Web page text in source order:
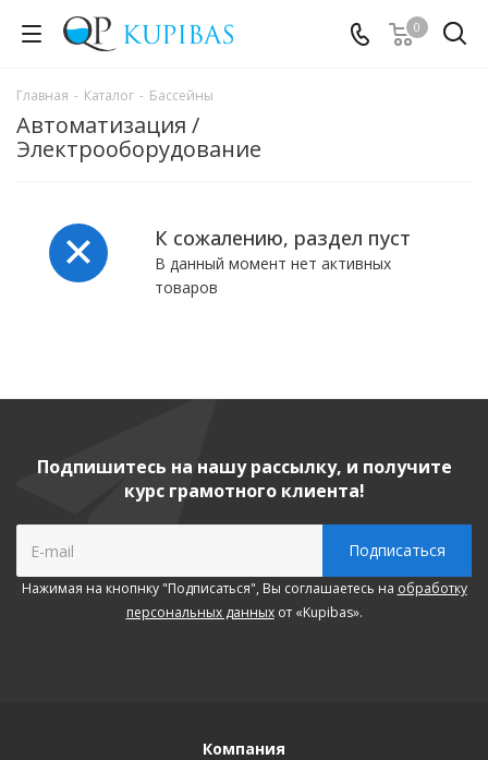
0
Главная - Каталог - Бассейны
Автоматизация /
Электрооборудование
К сожалению, раздел пуст
В данный момент нет активных
товаров
Подпишитесь на нашу рассылку, и получите
курс грамотного клиента!
Нажимая на кнопнку "Подписаться", Вы соглашаетесь на обработку
персональных данныхот «Kupibas».
Компания